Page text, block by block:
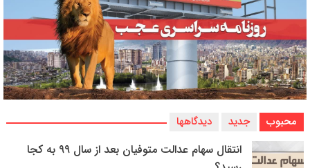
محبوب جدید دیدگاهها
انتقال سهام عدالت متوفیان بعد از سال ۹۹ به کجا